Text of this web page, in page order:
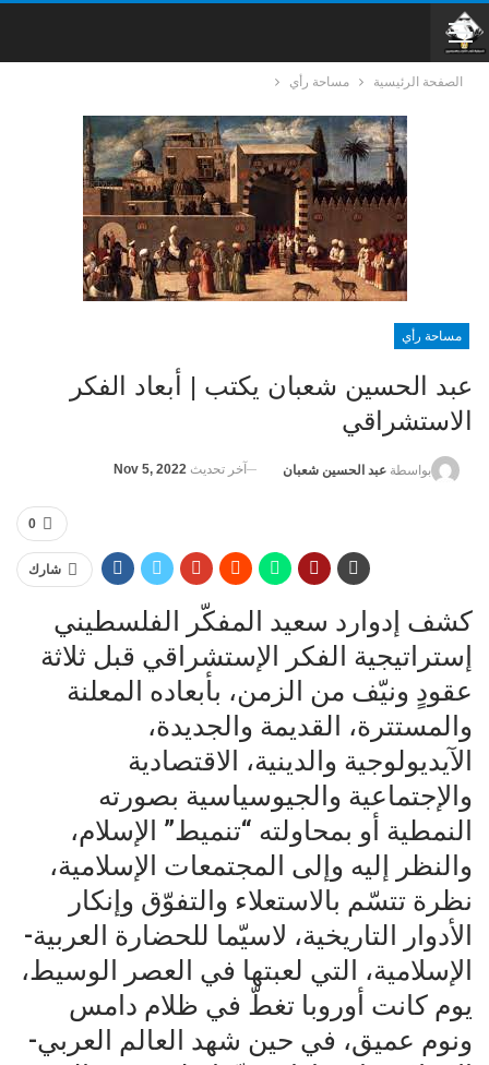
الصفحة الرئيسية مساحة رأي
مساحة رأي
عبد الحسين شعبان يكتب | أبعاد الفكر
الاستشراقي
بواسطة عبد الحسين شعبان آخر تحديث Nov 5, 2022
0
شارك
كشف إدوارد سعيد المفكّر الفلسطيني
إستراتيجية الفكر الإستشراقي قبل ثلاثة
عقودٍ ونيّف من الزمن، بأبعاده المعلنة
والمستترة، القديمة والجديدة،
الآيديولوجية والدينية، الاقتصادية
والإجتماعية والجيوسياسية بصورته
النمطية أو بمحاولته “تنميط” الإسلام،
والنظر إليه وإلى المجتمعات الإسلامية،
نظرة تتسّم بالاستعلاء والتفوّق وإنكار
الأدوار التاريخية، لاسيّما للحضارة العربية-
الإسلامية، التي لعبتها في العصر الوسيط،
يوم كانت أوروبا تغطّ في ظلام دامس
ونوم عميق، في حين شهد العالم العربي-